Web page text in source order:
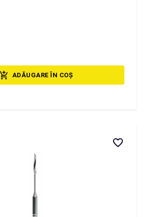
ADĂUGARE ÎN COȘ